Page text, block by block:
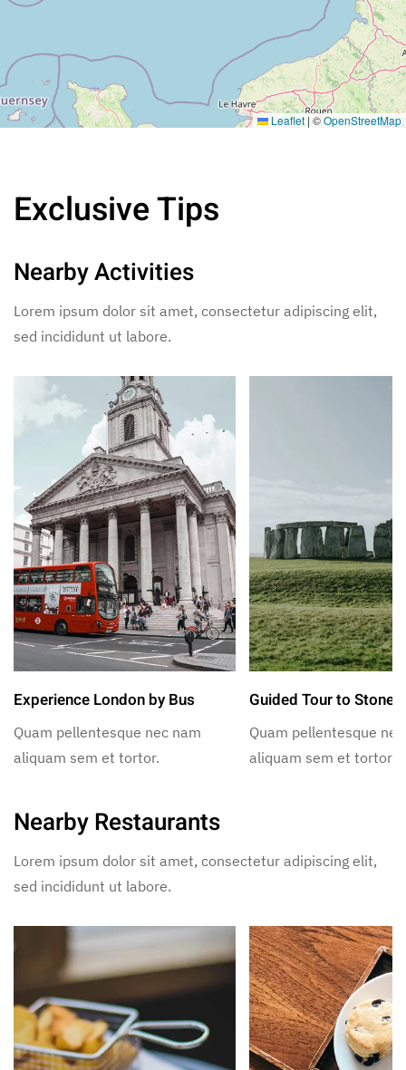
Leaflet | ©OpenStreetMap
Exclusive Tips
Nearby Activities
Lorem ipsum dolor sit amet, consectetur adipiscing elit,
sed incididunt ut labore.
Experience London by Bus
Quam pellentesque nec nam
aliquam sem et tortor.
Guided Tour to
Quam pellentesque
aliquam sem et tortor.
Nearby Restaurants
Lorem ipsum dolor sit amet, consectetur adipiscing elit,
sed incididunt ut labore.